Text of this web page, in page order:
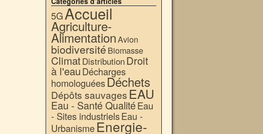
5GAccueil
Agriculture-
AlimentationAvion
biodiversité Biomasse
ClimatDistributionDroit
à l'eauDécharges
homologuéesDéchets
Dépôts sauvages EAU
Eau - Santé QualitéEau
- Sites industrielsEau -
UrbanismeEnergie-